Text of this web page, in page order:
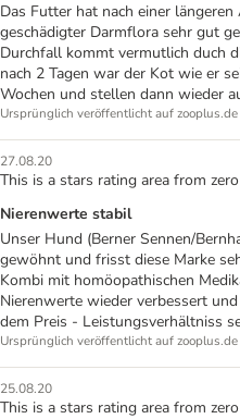
Das Futter hat nach einer
geschädigter Darmflora sehr gut
Durchfall kommt vermutlich duch
nach 2 Tagen war der Kot wie er
Wochen und stellen dann wieder
Ursprünglich veröffentlicht auf zooplus.de
27.08.20
This is a stars rating area from
Nierenwerte stabil
Unser Hund (Berner Sennen/
gewöhnt und frisst diese Marke
Kombi mit homöopathischen
Nierenwerte wieder verbessert
dem Preis - Leistungsverhältniss
Ursprünglich veröffentlicht auf zooplus.de
25.08.20
This is a stars rating area from